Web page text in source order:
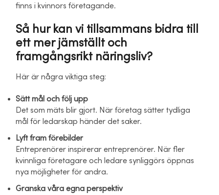
finns i kvinnors företagande.
Så hur kan vi tillsammans bidra till
ett mer jämställt och
framgångsrikt näringsliv?
Här är några viktiga steg:
Sätt mål och följ upp
Det som mäts blir gjort. När företag sätter tydliga
mål för ledarskap händer det saker.
Lyft fram förebilder
Entreprenörer inspirerar entreprenörer. När fler
kvinnliga företagare och ledare synliggörs öppnas
nya möjligheter för andra.
Granska våra egna perspektiv